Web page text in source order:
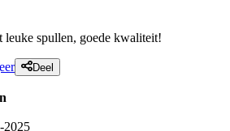
leuke spullen, goede kwaliteit!
Deel
2025